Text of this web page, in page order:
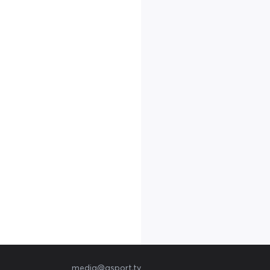
media@qsport.tv